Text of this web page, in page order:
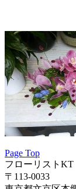
Page Top
フローリストKT
〒113-0033